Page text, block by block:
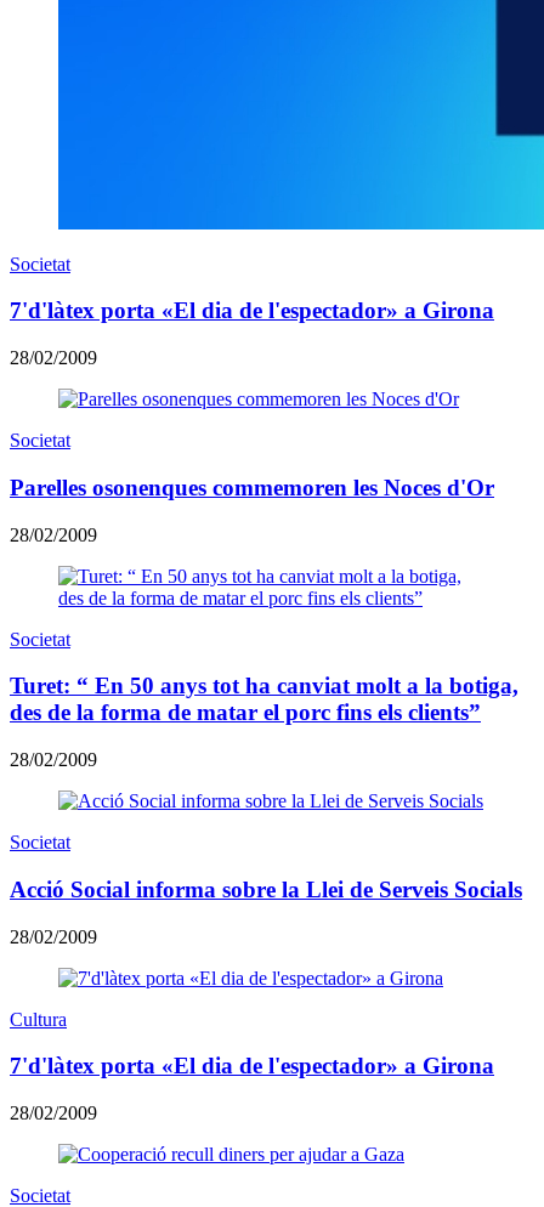
Societat
7'd'làtex porta «El dia de l'espectador» a Girona
28/02/2009
Societat
Parelles osonenques commemoren les Noces d'Or
28/02/2009
Societat
Turet: “ En 50 anys tot ha canviat molt a la botiga,
des de la forma de matar el porc fins els clients”
28/02/2009
Societat
Acció Social informa sobre la Llei de Serveis Socials
28/02/2009
Cultura
7'd'làtex porta «El dia de l'espectador» a Girona
28/02/2009
Societat